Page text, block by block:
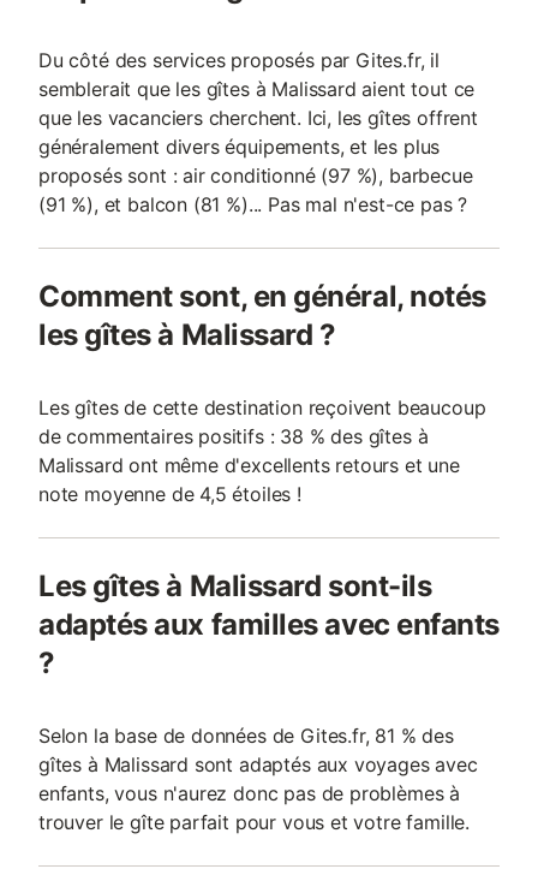
Du côté des services proposés par Gites.fr, il
semblerait que les gîtes à Malissard aient tout ce
que les vacanciers cherchent. Ici, les gîtes offrent
généralement divers équipements, et les plus
proposés sont : air conditionné (97 %), barbecue
(91 %), et balcon (81 %)... Pas mal n'est-ce pas ?
Comment sont, en général, notés
les gîtes à Malissard ?
Les gîtes de cette destination reçoivent beaucoup
de commentaires positifs : 38 % des gîtes à
Malissard ont même d'excellents retours et une
note moyenne de 4,5 étoiles !
Les gîtes à Malissard sont-ils
adaptés aux familles avec enfants
?
Selon la base de données de Gites.fr, 81 % des
gîtes à Malissard sont adaptés aux voyages avec
enfants, vous n'aurez donc pas de problèmes à
trouver le gîte parfait pour vous et votre famille.